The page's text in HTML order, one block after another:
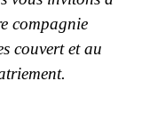
compagnie
couvert et au